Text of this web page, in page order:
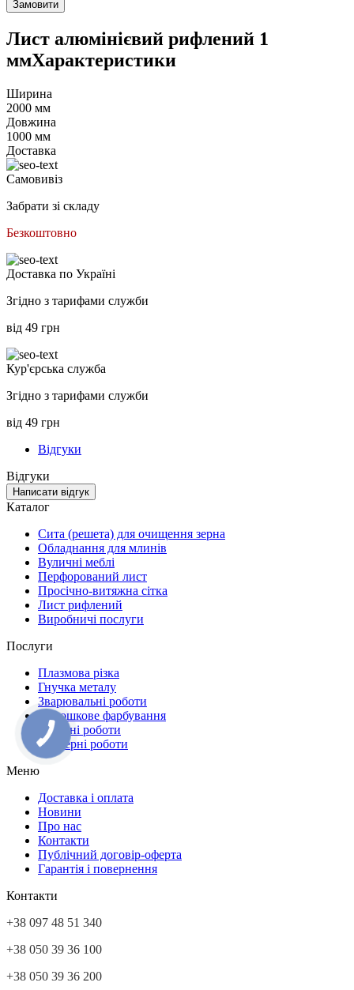
Замовити
Лист алюмінієвий рифлений 1
ммХарактеристики
Ширина
2000 мм
Довжина
1000 мм
Доставка
Самовивіз
Забрати зі складу
Безкоштовно
Доставка по Україні
Згідно з тарифами служби
від 49 грн
Кур'єрська служба
Згідно з тарифами служби
від 49 грн
Відгуки
Відгуки
Написати відгук
Каталог
Сита (решета) для очищення зерна
Обладнання для млинів
Вуличні меблі
Перфорований лист
Просічно-витяжна сітка
Лист рифлений
Виробничі послуги
Послуги
Плазмова різка
Гнучка металу
Зварювальні роботи
Порошкове фарбування
Токарні роботи
Фрезерні роботи
Меню
Доставка і оплата
Новини
Про нас
Контакти
Публічний договір-оферта
Гарантія і повернення
Контакти
+38 097 48 51 340
+38 050 39 36 100
+38 050 39 36 200